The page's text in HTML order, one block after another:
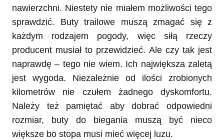
nawierzchni. Niestety nie miałem możliwości tego
sprawdzić. Buty trailowe muszą zmagać się z
każdym rodzajem pogody, więc siłą rzeczy
producent musiał to przewidzieć. Ale czy tak jest
naprawdę – tego nie wiem. Ich największa zaletą
jest wygoda. Niezależnie od ilości zrobionych
kilometrów nie czułem żadnego dyskomfortu.
Należy też pamiętać aby dobrać odpowiedni
rozmiar, buty do biegania muszą być nieco
większe bo stopa musi mieć więcej luzu.